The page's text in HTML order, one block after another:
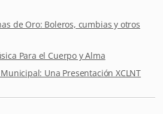
de Oro: Boleros, cumbias y otros
Para el Cuerpo y Alma
Una Presentación XCLNT